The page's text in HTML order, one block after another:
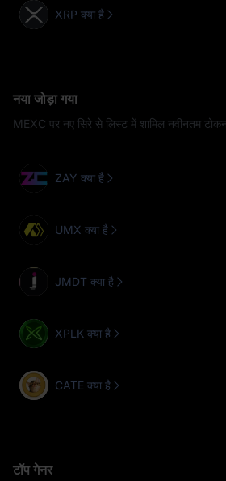
XRP क्या है
नया जोड़ा गया
MEXC पर नए सिरे से लिस्ट में शामिल नवीनतम
ZAY क्या है
UMX क्या है
JMDT क्या है
XPLK क्या है
CATE क्या है
टॉप गेनर